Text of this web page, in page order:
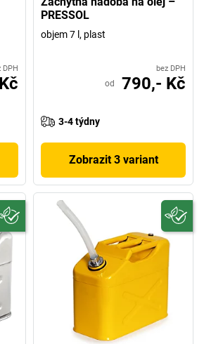
DPH
PRESSOL
objem 7 l, plast
bez DPH
od 790,- Kč
3-4 týdny
Zobrazit 3 variant